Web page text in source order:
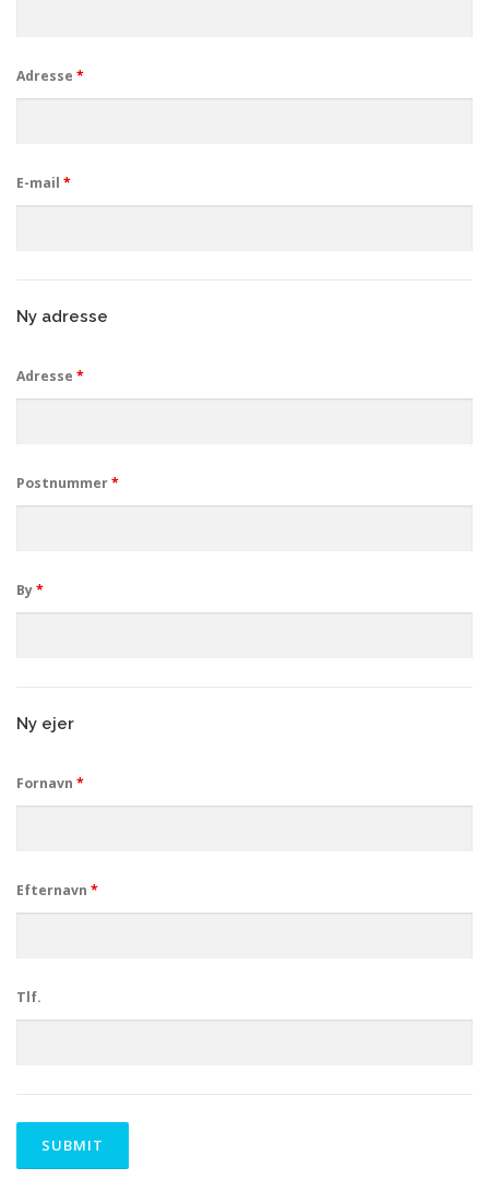
Adresse *
E-mail *
Ny adresse
Adresse *
Postnummer*
By*
Ny ejer
Fornavn *
Efternavn *
Tlf.